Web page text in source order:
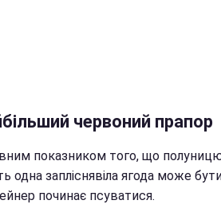
червоний прапор
показником того, що
одна запліснявіла ягода може
починає псуватися.